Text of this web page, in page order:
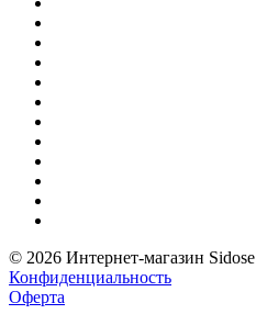
© 2026 Интернет-магазин Sidose
Конфиденциальность
Оферта